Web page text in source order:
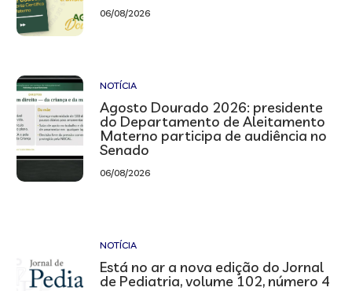
06/08/2026
NOTÍCIA
Agosto Dourado 2026: presidente
do Departamento de Aleitamento
Materno participa de audiência no
Senado
06/08/2026
NOTÍCIA
Está no ar a nova edição do Jornal
de Pediatria, volume 102, número 4